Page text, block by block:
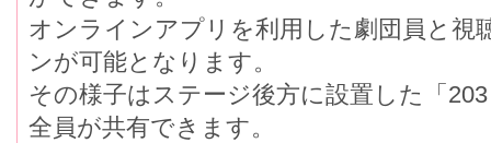
オンラインアプリを利用した劇団員と視
ンが可能となります。
その様子はステージ後方に設置した「
全員が共有できます。